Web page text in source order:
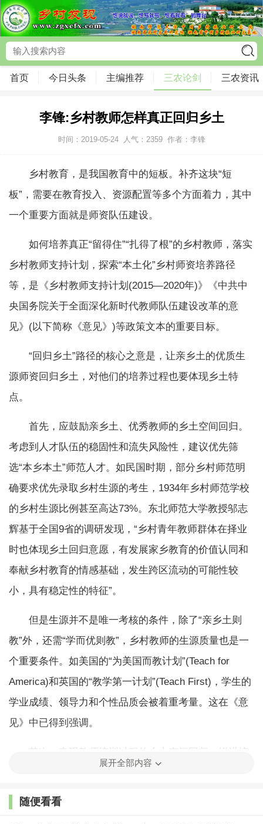
首页 今日头条 主编推荐 三农论剑 三农资讯
李锋:乡村教师怎样真正回归乡土
时间：2019-05-24 人气： 2359 作者：李锋
乡村教育，是我国教育中的短板。补齐这块“短
板”，需要在教育投入、资源配置等多个方面着力，其中
一个重要方面就是师资队伍建设。
如何培养真正“留得住”“扎得了根”的乡村教师，落实
乡村教师支持计划，探索“本土化”乡村师资培养路径
等，是《乡村教师支持计划(2015—2020年)》《中共中
央国务院关于全面深化新时代教师队伍建设改革的意
见》(以下简称《意见》)等政策文本的重要目标。
“回归乡土”路径的核心之意是，让亲乡土的优质生
源师资回归乡土，对他们的培养过程也要体现乡土特
点。
首先，应鼓励亲乡土、优秀教师的乡土空间回归。
考虑到人才队伍的稳固性和流失风险性，建议优先筛
选“本乡本土”师范人才。如民国时期，部分乡村师范明
确要求优先录取乡村生源的考生，1934年乡村师范学校
的乡村生源比例甚至高达73%。东北师范大学教授邬志
辉基于全国9省的调研发现，“乡村青年教师群体在择业
时也体现乡土回归意愿，有发展家乡教育的价值认同和
奉献乡村教育的情感基础，发生跨区流动的可能性较
小，具有稳定性的特征”。
但是生源并不是唯一考核的条件，除了“亲乡土则
教”外，还需“学而优则教”，乡村教师的生源质量也是一
个重要条件。如美国的“为美国而教计划”(Teach for
America)和英国的“教学第一计划”(Teach First)，学生的
学业成绩、领导力和个性品质会被着重考量。这在《意
见》中已得到强调。
其次，实现教师培训过程的乡土空间回归。增进培
构与乡村学校交往空间由“边界冲突”转向“边缘互动”。为
展开全部内容
随便看看